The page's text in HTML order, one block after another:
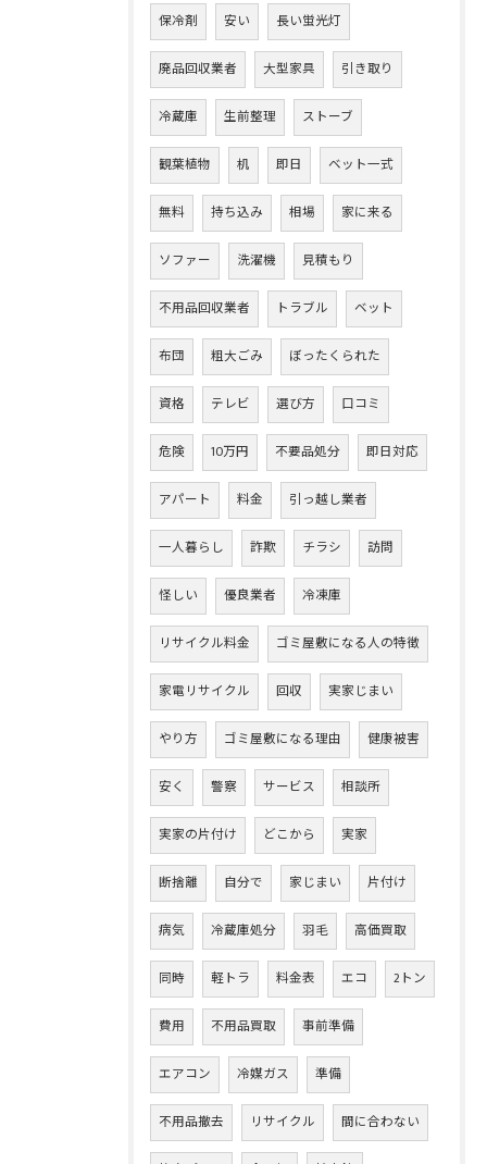
保冷剤 安い 長い蛍光灯
廃品回収業者 大型家具 引き取り
冷蔵庫 生前整理 ストーブ
観葉植物 机 即日 ベット一式
無料 持ち込み 相場 家に来る
ソファー 洗濯機 見積もり
不用品回収業者 トラブル ベット
布団 粗大ごみ ぼったくられた
資格 テレビ 選び方 口コミ
危険 10万円 不要品処分 即日対応
アパート 料金 引っ越し業者
一人暮らし 詐欺 チラシ 訪問
怪しい 優良業者 冷凍庫
リサイクル料金 ゴミ屋敷になる人の特徴
家電リサイクル 回収 実家じまい
やり方 ゴミ屋敷になる理由 健康被害
安く 警察 サービス 相談所
実家の片付け どこから 実家
断捨離 自分で 家じまい 片付け
病気 冷蔵庫処分 羽毛 高価買取
同時 軽トラ 料金表 エコ 2トン
費用 不用品買取 事前準備
エアコン 冷媒ガス 準備
不用品撤去 リサイクル 間に合わない